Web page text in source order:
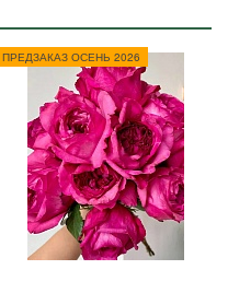
ПРЕДЗАКАЗ ОСЕНЬ 2026